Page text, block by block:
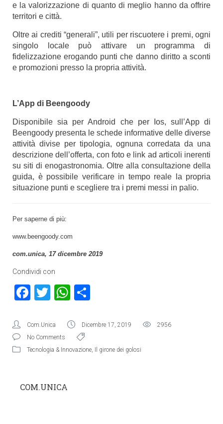
e la valorizzazione di quanto di meglio hanno da offrire
territori e città.
Oltre ai crediti “generali”, utili per riscuotere i premi, ogni
singolo locale può attivare un programma di
fidelizzazione erogando punti che danno diritto a sconti
e promozioni presso la propria attività.
L’App di Beengoody
Disponibile sia per Android che per Ios, sull’App di
Beengoody presenta le schede informative delle diverse
attività divise per tipologia, ognuna corredata da una
descrizione dell’offerta, con foto e link ad articoli inerenti
su siti di enogastronomia. Oltre alla consultazione della
guida, è possibile verificare in tempo reale la propria
situazione punti e scegliere tra i premi messi in palio.
Per saperne di più:
www.beengoody.com
com.unica, 17 dicembre 2019
Condividi con
Facebook
TwitterWhatsApp
Com.Unica Dicembre 17, 2019
2956
No Comments
Tecnologia & Innovazione Il girone dei golosi
COM.UNICA